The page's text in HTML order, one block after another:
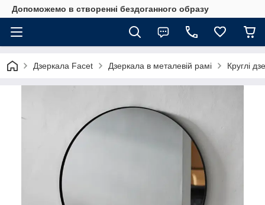
Допоможемо в створенні бездоганного образу
Дзеркала Facet Дзеркала в металевій рамі Круглі